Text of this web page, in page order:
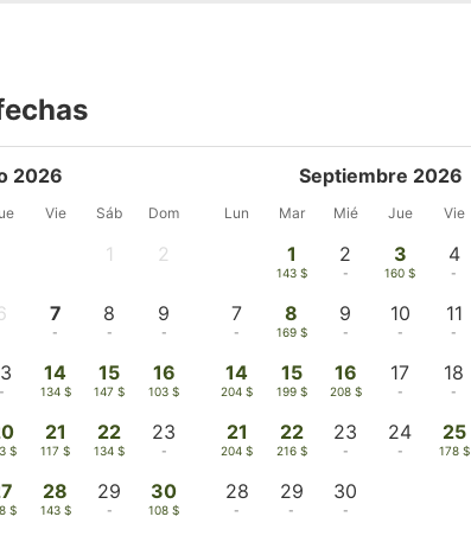
2026
Vie Sáb Dom
1 2
7
-
8
-
9
-
-
14
134 $
15
147 $
16
103 $
$
21
117 $
22
134 $
23
-
$
28
143 $
29
-
30
108 $
Septiembre 2026
Lun Mar Mié Jue Vie
1
143 $
2
-
3
160 $
4
-
7
-
8
169 $
9
-
10
-
11
-
14
204 $
15
199 $
16
208 $
17
-
18
-
21
204 $
22
216 $
23
-
24
-
25
178 $
28
-
29
-
30
-